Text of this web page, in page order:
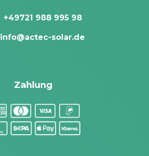
+49721 988 995 98
info@actec-solar.de
Zahlung